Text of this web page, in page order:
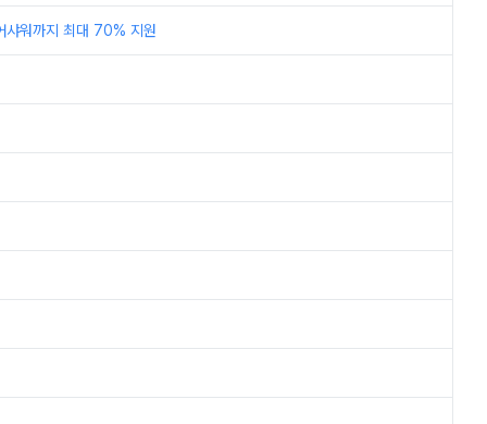
샤워까지 최대 70% 지원